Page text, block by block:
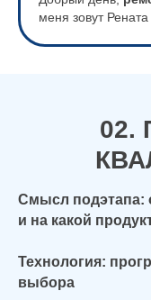
меня зовут Рената
02.
Смысл подэтапа:
и на какой
Технология:
выбора